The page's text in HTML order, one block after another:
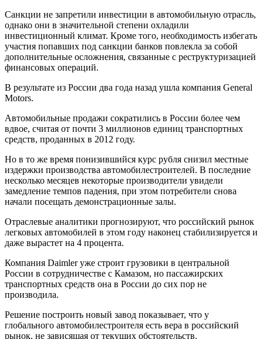
Санкции не запретили инвестиции в автомобильную отрасль,
однако они в значительной степени охладили
инвестиционный климат. Кроме того, необходимость избегать
участия попавших под санкции банков повлекла за собой
дополнительные осложнения, связанные с реструктуризацией
финансовых операций.
В результате из России два года назад ушла компания General
Motors.
Автомобильные продажи сократились в России более чем
вдвое, считая от почти 3 миллионов единиц транспортных
средств, проданных в 2012 году.
Но в то же время понизившийся курс рубля снизил местные
издержки производства автомобилестроителей. В последние
несколько месяцев некоторые производители увидели
замедление темпов падения, при этом потребители снова
начали посещать демонстрационные залы.
Отраслевые аналитики прогнозируют, что российский рынок
легковых автомобилей в этом году наконец стабилизируется и
даже вырастет на 4 процента.
Компания Daimler уже строит грузовики в центральной
России в сотрудничестве с Камазом, но пассажирских
транспортных средств она в России до сих пор не
производила.
Решение построить новый завод показывает, что у
глобального автомобилестроителя есть вера в российский
рынок, не зависящая от текущих обстоятельств.